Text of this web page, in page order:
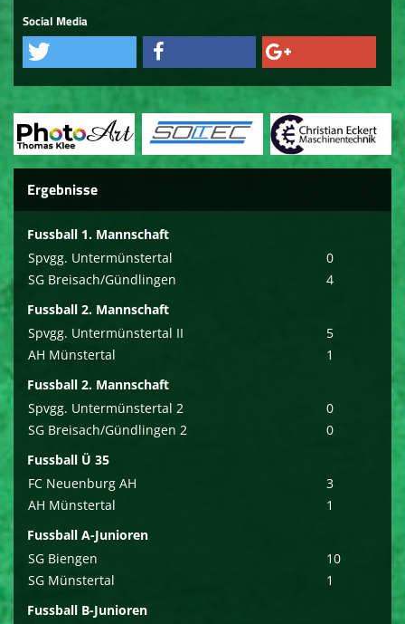
Social Media
Ergebnisse
Fussball 1. Mannschaft
Spvgg. Untermünstertal
0
SG Breisach/Gündlingen
4
Fussball 2. Mannschaft
Spvgg. Untermünstertal II
5
AH Münstertal
1
Fussball 2. Mannschaft
Spvgg. Untermünstertal 2
0
SG Breisach/Gündlingen 2
0
Fussball Ü 35
FC Neuenburg AH
3
AH Münstertal
1
Fussball A-Junioren
SG Biengen
10
SG Münstertal
1
Fussball B-Junioren